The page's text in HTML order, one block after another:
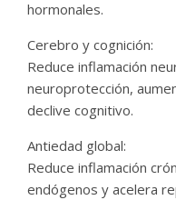
hormonales.
Cerebro y cognición:
Reduce inflamación
neuroprotección,
declive cognitivo.
Antiedad global:
Reduce inflamación
endógenos y acelera